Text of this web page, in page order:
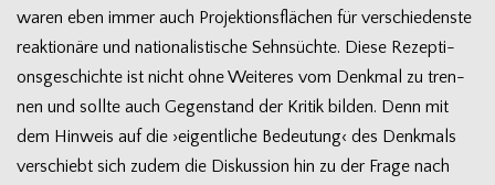
waren eben immer auch Pro­jek­ti­ons­flä­chen für ver­schie­denste
reak­tio­näre und natio­na­lis­ti­sche Sehn­süchte. Diese Rezep­ti­
ons­ge­schichte ist nicht ohne Wei­te­res vom Denk­mal zu tren­
nen und sollte auch Gegen­stand der Kri­tik bil­den. Denn mit
dem Hin­weis auf die ›eigent­li­che Bedeu­tung‹ des Denk­mals
ver­schiebt sich zudem die Dis­kus­sion hin zu der Frage nach